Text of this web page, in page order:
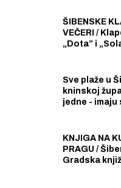
nego radno
osoba među
stanovnika.
ŠIBENSKE
VEČERI /
„Dota” i
loži
Sve plaže u
kninskoj
jedne - imaju
općoj
je slobodan i
za sve
KNJIGA NA
PRAGU /
Gradska